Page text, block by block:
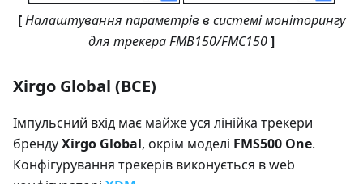
[Налаштування параметрів в системі моніторингу
для трекера FMB150/FMC150]
Xirgo Global (BCE)
Імпульсний вхід має майже уся лінійка трекери
брендуXirgo Global, окрім моделі FMS500 One.
Конфігурування трекерів виконується в web